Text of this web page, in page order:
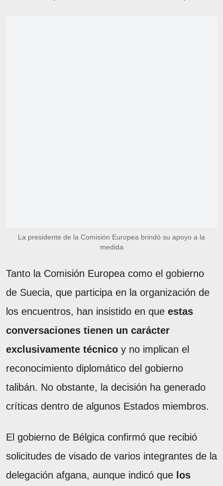
La presidente de la Comisión Europea brindó su apoyo a la
medida
Tanto la Comisión Europea como el gobierno
de Suecia, que participa en la organización de
los encuentros, han insistido en que estas
conversaciones tienen un carácter
exclusivamente técnico y no implican el
reconocimiento diplomático del gobierno
talibán. No obstante, la decisión ha generado
críticas dentro de algunos Estados miembros.
El gobierno de Bélgica confirmó que recibió
solicitudes de visado de varios integrantes de la
delegación afgana, aunque indicó que los